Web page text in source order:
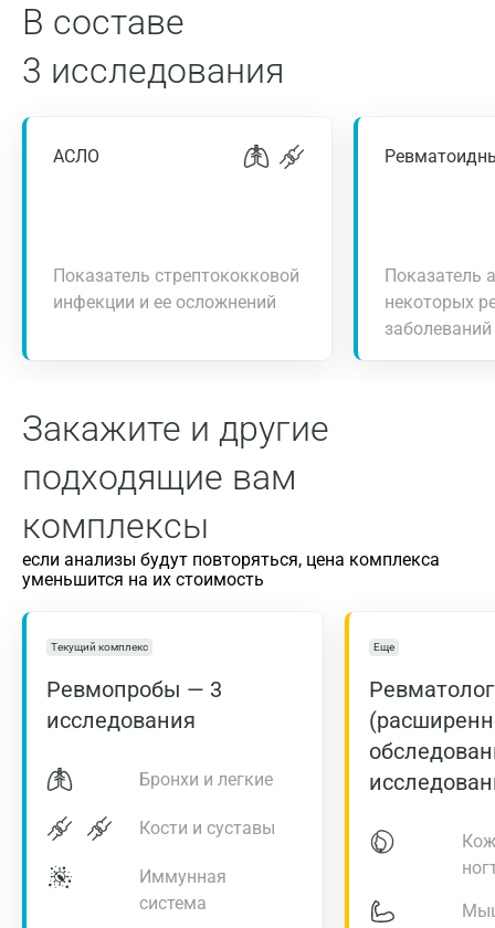
В составе
3 исследования
АСЛО
Показатель стрептококковой
инфекции и ее осложнений
Показатель
некоторых
заболеваний
Закажите и другие
подходящие вам
комплексы
если анализы будут повторяться, цена комплекса
уменьшится на их стоимость
Текущий комплекс
Ревмопробы — 3
исследования
Бронхи и легкие
Кости и суставы
Иммунная
система
Еще